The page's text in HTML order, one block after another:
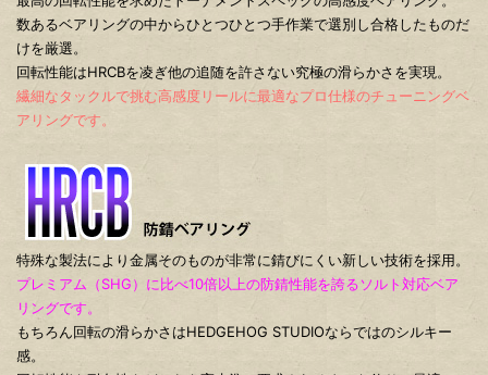
数あるベアリングの中からひとつひとつ手作業で選別し合格したものだ
けを厳選。
回転性能はHRCBを凌ぎ他の追随を許さない究極の滑らかさを実現。
繊細なタックルで挑む高感度リールに最適なプロ仕様のチューニングベ
アリングです。
特殊な製法により金属そのものが非常に錆びにくい新しい技術を採用。
プレミアム（SHG）に比べ10倍以上の防錆性能を誇るソルト対応ベア
リングです。
もちろん回転の滑らかさはHEDGEHOG STUDIOならではのシルキー
感。